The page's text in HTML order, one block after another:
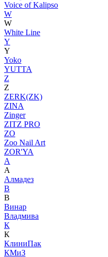
Voice of Kalipso
W
W
White Line
Y
Y
Yoko
YUTTA
Z
Z
ZERK(ZK)
ZINA
Zinger
ZITZ PRO
ZO
Zoo Nail Art
ZOR'YA
А
А
Алмадез
В
В
Винар
Владмива
К
К
КлиниПак
КМиЗ